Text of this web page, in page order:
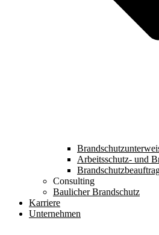
Arbeitsschutz- und
Consulting
Baulicher Brandschutz
Karriere
Unternehmen